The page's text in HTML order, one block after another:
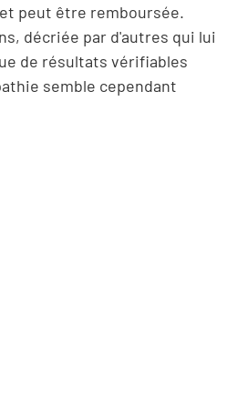
peut être remboursée.
décriée par d'autres qui lui
de résultats vérifiables
semble cependant